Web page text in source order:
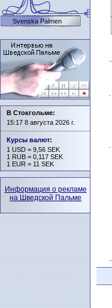
Svenska Palmen
В Стокгольме:
15:17 8 августа 2026 г.
Курсы валют:
1 USD = 9,56 SEK
1 RUB = 0,117 SEK
1 EUR = 11 SEK
Информация о рекламе
на Шведской Пальме